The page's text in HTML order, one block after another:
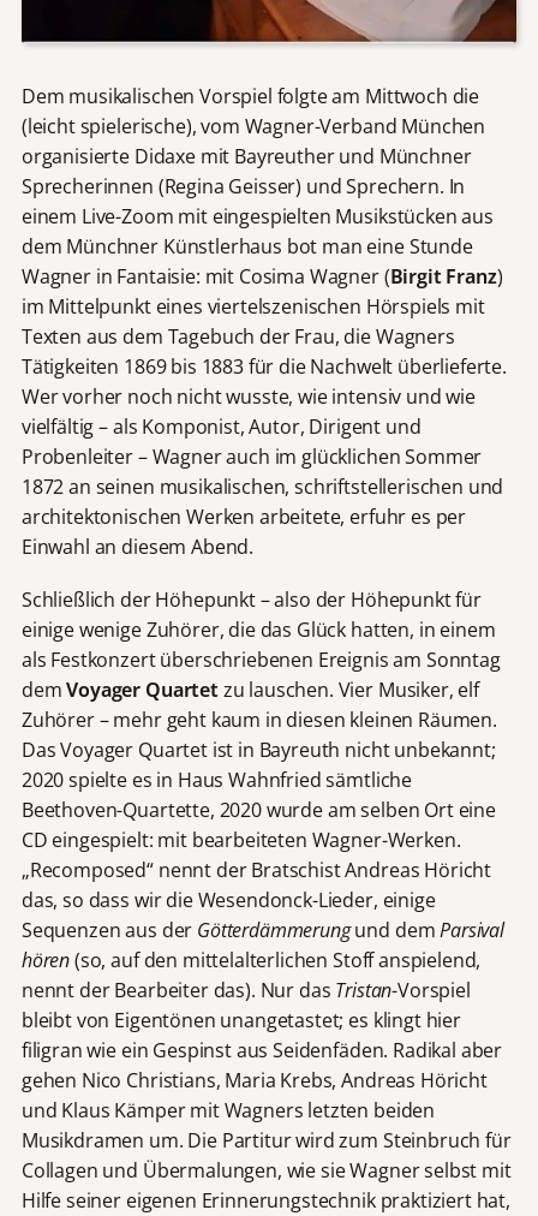
Dem musikalischen Vorspiel folgte am Mittwoch die
(leicht spielerische), vom Wagner-Verband München
organisierte Didaxe mit Bayreuther und Münchner
Sprecherinnen (Regina Geisser) und Sprechern. In
einem Live-Zoom mit eingespielten Musikstücken aus
dem Münchner Künstlerhaus bot man eine Stunde
Wagner in Fantaisie: mit Cosima Wagner (Birgit Franz)
im Mittelpunkt eines viertelszenischen Hörspiels mit
Texten aus dem Tagebuch der Frau, die Wagners
Tätigkeiten 1869 bis 1883 für die Nachwelt überlieferte.
Wer vorher noch nicht wusste, wie intensiv und wie
vielfältig – als Komponist, Autor, Dirigent und
Probenleiter – Wagner auch im glücklichen Sommer
1872 an seinen musikalischen, schriftstellerischen und
architektonischen Werken arbeitete, erfuhr es per
Einwahl an diesem Abend.
Schließlich der Höhepunkt – also der Höhepunkt für
einige wenige Zuhörer, die das Glück hatten, in einem
als Festkonzert überschriebenen Ereignis am Sonntag
demVoyager Quartetzu lauschen. Vier Musiker, elf
Zuhörer – mehr geht kaum in diesen kleinen Räumen.
Das Voyager Quartet ist in Bayreuth nicht unbekannt;
2020 spielte es in Haus Wahnfried sämtliche
Beethoven-Quartette, 2020 wurde am selben Ort eine
CD eingespielt: mit bearbeiteten Wagner-Werken.
„Recomposed“ nennt der Bratschist Andreas Höricht
das, so dass wir die Wesendonck-Lieder, einige
Sequenzen aus der Götterdämmerungund demParsival
hören(so, auf den mittelalterlichen Stoff anspielend,
nennt der Bearbeiter das). Nur das Tristan-Vorspiel
bleibt von Eigentönen unangetastet; es klingt hier
filigran wie ein Gespinst aus Seidenfäden. Radikal aber
gehen Nico Christians, Maria Krebs, Andreas Höricht
und Klaus Kämper mit Wagners letzten beiden
Musikdramen um. Die Partitur wird zum Steinbruch für
Collagen und Übermalungen, wie sie Wagner selbst mit
Hilfe seiner eigenen Erinnerungstechnik praktiziert hat,